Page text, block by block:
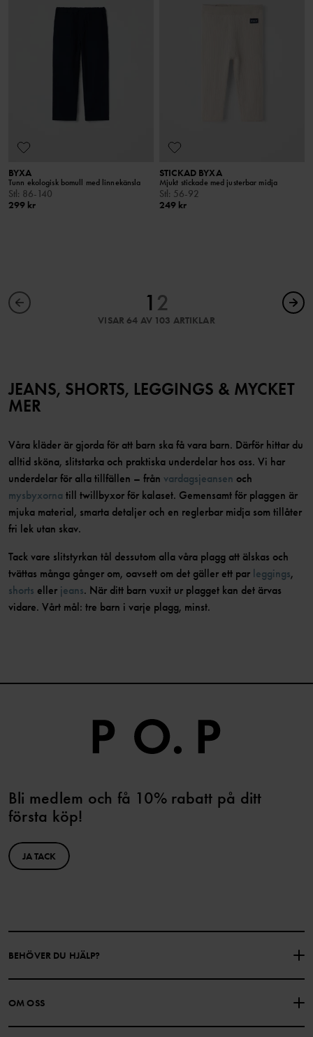
BYXA
Tunn ekologisk bomull med linnekänsla
Stl: 86-140
299 kr
STICKAD BYXA
Mjukt stickade med justerbar midja
Stl: 56-92
249 kr
1 2
VISAR 64 AV 103 ARTIKLAR
JEANS, SHORTS, LEGGINGS & MYCKET
MER
Våra kläder är gjorda för att barn ska få vara barn. Därför hittar du
alltid sköna, slitstarka och praktiska underdelar hos oss. Vi har
underdelar för alla tillfällen – från vardagsjeansen och
mysbyxorna till twillbyxor för kalaset. Gemensamt för plaggen är
mjuka material, smarta detaljer och en reglerbar midja som tillåter
fri lek utan skav.
Tack vare slitstyrkan tål dessutom alla våra plagg att älskas och
tvättas många gånger om, oavsett om det gäller ett par leggings,
shorts eller jeans. När ditt barn vuxit ur plagget kan det ärvas
vidare. Vårt mål: tre barn i varje plagg, minst.
Bli medlem och få 10% rabatt på ditt
första köp!
JA TACK
BEHÖVER DU HJÄLP?
KONTAKTA OSS
PRESENTKORTSALDO KÖPVILLKOR
OM OSS